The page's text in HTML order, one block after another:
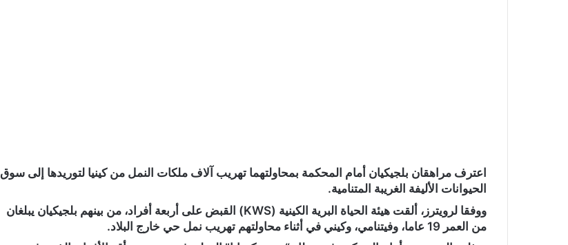
اعترف مراهقان بلجيكيان أمام المحكمة بمحاولتهما تهريب آلاف ملكات النمل من كينيا لتوريدها إلى سوق
الحيوانات الأليفة الغريبة المتنامية.
ووفقا لرويترز، ألقت هيئة الحياة البرية الكينية (KWS) القبض على أربعة أفراد، من بينهم بلجيكيان يبلغان
من العمر 19 عاما، وفيتنامي، وكيني في أثناء محاولتهم تهريب نمل حي خارج البلاد.